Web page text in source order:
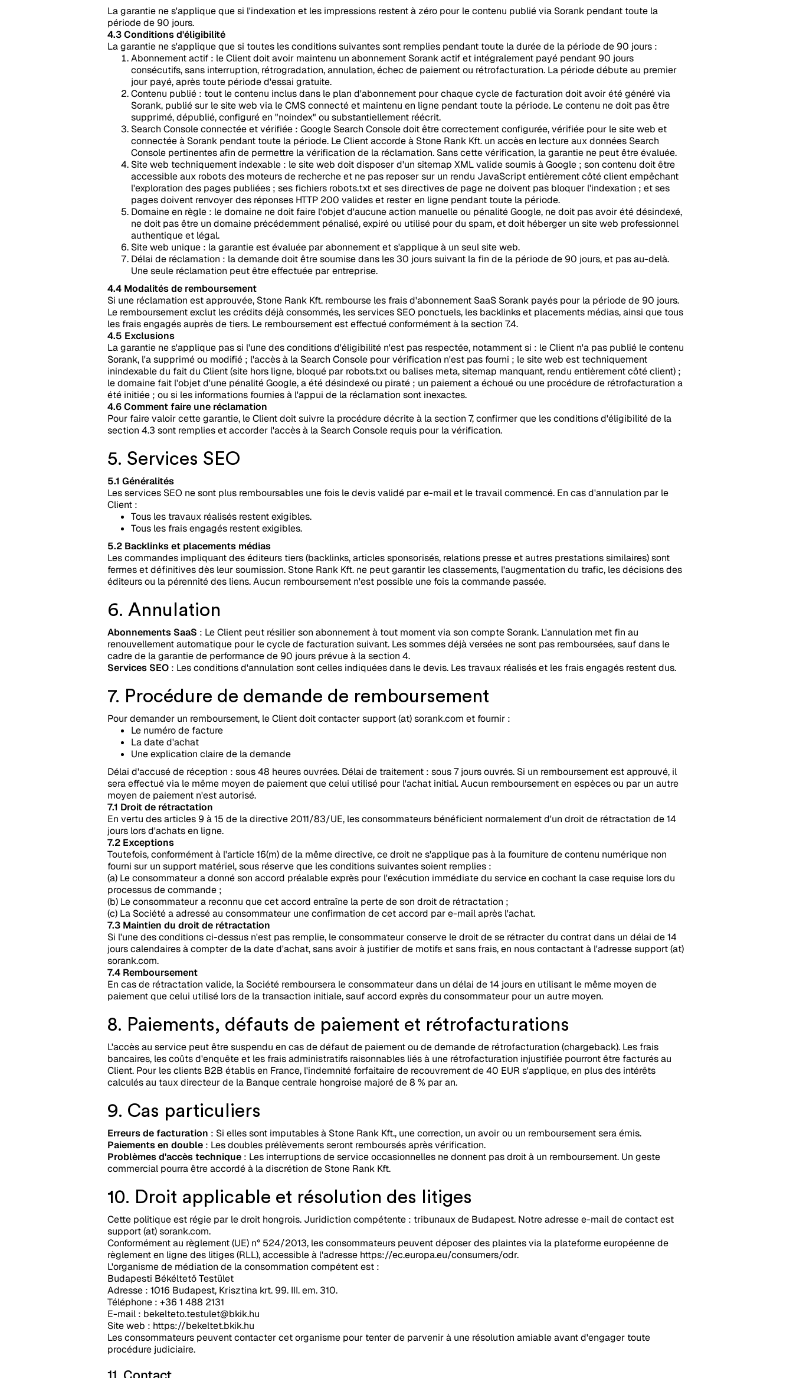
La garantie ne s'applique que si l'indexation et les impressions restent à zéro pour le contenu publié via Sorank pendant toute la
période de 90 jours.
4.3 Conditions d'éligibilité
La garantie ne s'applique que si toutes les conditions suivantes sont remplies pendant toute la durée de la période de 90 jours :
Abonnement actif : le Client doit avoir maintenu un abonnement Sorank actif et intégralement payé pendant 90 jours
consécutifs, sans interruption, rétrogradation, annulation, échec de paiement ou rétrofacturation. La période débute au premier
jour payé, après toute période d'essai gratuite.
Contenu publié : tout le contenu inclus dans le plan d'abonnement pour chaque cycle de facturation doit avoir été généré via
Sorank, publié sur le site web via le CMS connecté et maintenu en ligne pendant toute la période. Le contenu ne doit pas être
supprimé, dépublié, configuré en "noindex" ou substantiellement réécrit.
Search Console connectée et vérifiée : Google Search Console doit être correctement configurée, vérifiée pour le site web et
connectée à Sorank pendant toute la période. Le Client accorde à Stone Rank Kft. un accès en lecture aux données Search
Console pertinentes afin de permettre la vérification de la réclamation. Sans cette vérification, la garantie ne peut être évaluée.
Site web techniquement indexable : le site web doit disposer d'un sitemap XML valide soumis à Google ; son contenu doit être
accessible aux robots des moteurs de recherche et ne pas reposer sur un rendu JavaScript entièrement côté client empêchant
l'exploration des pages publiées ; ses fichiers robots.txt et ses directives de page ne doivent pas bloquer l'indexation ; et ses
pages doivent renvoyer des réponses HTTP 200 valides et rester en ligne pendant toute la période.
Domaine en règle : le domaine ne doit faire l'objet d'aucune action manuelle ou pénalité Google, ne doit pas avoir été désindexé,
ne doit pas être un domaine précédemment pénalisé, expiré ou utilisé pour du spam, et doit héberger un site web professionnel
authentique et légal.
Site web unique : la garantie est évaluée par abonnement et s'applique à un seul site web.
Délai de réclamation : la demande doit être soumise dans les 30 jours suivant la fin de la période de 90 jours, et pas au-delà.
Une seule réclamation peut être effectuée par entreprise.
4.4 Modalités de remboursement
Si une réclamation est approuvée, Stone Rank Kft. rembourse les frais d'abonnement SaaS Sorank payés pour la période de 90 jours.
Le remboursement exclut les crédits déjà consommés, les services SEO ponctuels, les backlinks et placements médias, ainsi que tous
les frais engagés auprès de tiers. Le remboursement est effectué conformément à la section 7.4.
4.5 Exclusions
La garantie ne s'applique pas si l'une des conditions d'éligibilité n'est pas respectée, notamment si : le Client n'a pas publié le contenu
Sorank, l'a supprimé ou modifié ; l'accès à la Search Console pour vérification n'est pas fourni ; le site web est techniquement
inindexable du fait du Client (site hors ligne, bloqué par robots.txt ou balises meta, sitemap manquant, rendu entièrement côté client) ;
le domaine fait l'objet d'une pénalité Google, a été désindexé ou piraté ; un paiement a échoué ou une procédure de rétrofacturation a
été initiée ; ou si les informations fournies à l'appui de la réclamation sont inexactes.
4.6 Comment faire une réclamation
Pour faire valoir cette garantie, le Client doit suivre la procédure décrite à la section 7, confirmer que les conditions d'éligibilité de la
section 4.3 sont remplies et accorder l'accès à la Search Console requis pour la vérification.
5. Services SEO
5.1 Généralités
Les services SEO ne sont plus remboursables une fois le devis validé par e-mail et le travail commencé. En cas d'annulation par le
Client :
Tous les travaux réalisés restent exigibles.
Tous les frais engagés restent exigibles.
5.2 Backlinks et placements médias
Les commandes impliquant des éditeurs tiers (backlinks, articles sponsorisés, relations presse et autres prestations similaires) sont
fermes et définitives dès leur soumission. Stone Rank Kft. ne peut garantir les classements, l'augmentation du trafic, les décisions des
éditeurs ou la pérennité des liens. Aucun remboursement n'est possible une fois la commande passée.
6. Annulation
Abonnements SaaS : Le Client peut résilier son abonnement à tout moment via son compte Sorank. L'annulation met fin au
renouvellement automatique pour le cycle de facturation suivant. Les sommes déjà versées ne sont pas remboursées, sauf dans le
cadre de la garantie de performance de 90 jours prévue à la section 4.
Services SEO : Les conditions d'annulation sont celles indiquées dans le devis. Les travaux réalisés et les frais engagés restent dus.
7. Procédure de demande de remboursement
Pour demander un remboursement, le Client doit contacter support (at) sorank.com et fournir :
Le numéro de facture
La date d'achat
Une explication claire de la demande
Délai d'accusé de réception : sous 48 heures ouvrées. Délai de traitement : sous 7 jours ouvrés. Si un remboursement est approuvé, il
sera effectué via le même moyen de paiement que celui utilisé pour l'achat initial. Aucun remboursement en espèces ou par un autre
moyen de paiement n'est autorisé.
7.1 Droit de rétractation
En vertu des articles 9 à 15 de la directive 2011/83/UE, les consommateurs bénéficient normalement d'un droit de rétractation de 14
jours lors d'achats en ligne.
7.2 Exceptions
Toutefois, conformément à l'article 16(m) de la même directive, ce droit ne s'applique pas à la fourniture de contenu numérique non
fourni sur un support matériel, sous réserve que les conditions suivantes soient remplies :
(a) Le consommateur a donné son accord préalable exprès pour l'exécution immédiate du service en cochant la case requise lors du
processus de commande ;
(b) Le consommateur a reconnu que cet accord entraîne la perte de son droit de rétractation ;
(c) La Société a adressé au consommateur une confirmation de cet accord par e-mail après l'achat.
7.3 Maintien du droit de rétractation
Si l'une des conditions ci-dessus n'est pas remplie, le consommateur conserve le droit de se rétracter du contrat dans un délai de 14
jours calendaires à compter de la date d'achat, sans avoir à justifier de motifs et sans frais, en nous contactant à l'adresse support (at)
sorank.com.
7.4 Remboursement
En cas de rétractation valide, la Société remboursera le consommateur dans un délai de 14 jours en utilisant le même moyen de
paiement que celui utilisé lors de la transaction initiale, sauf accord exprès du consommateur pour un autre moyen.
8. Paiements, défauts de paiement et rétrofacturations
L'accès au service peut être suspendu en cas de défaut de paiement ou de demande de rétrofacturation (chargeback). Les frais
bancaires, les coûts d'enquête et les frais administratifs raisonnables liés à une rétrofacturation injustifiée pourront être facturés au
Client. Pour les clients B2B établis en France, l'indemnité forfaitaire de recouvrement de 40 EUR s'applique, en plus des intérêts
calculés au taux directeur de la Banque centrale hongroise majoré de 8 % par an.
9. Cas particuliers
Erreurs de facturation : Si elles sont imputables à Stone Rank Kft., une correction, un avoir ou un remboursement sera émis.
Paiements en double : Les doubles prélèvements seront remboursés après vérification.
Problèmes d'accès technique : Les interruptions de service occasionnelles ne donnent pas droit à un remboursement. Un geste
commercial pourra être accordé à la discrétion de Stone Rank Kft.
10. Droit applicable et résolution des litiges
Cette politique est régie par le droit hongrois. Juridiction compétente : tribunaux de Budapest. Notre adresse e-mail de contact est
support (at) sorank.com.
Conformément au règlement (UE) n° 524/2013, les consommateurs peuvent déposer des plaintes via la plateforme européenne de
règlement en ligne des litiges (RLL), accessible à l'adresse https://ec.europa.eu/consumers/odr.
L'organisme de médiation de la consommation compétent est :
Budapesti Békéltető Testület
Adresse : 1016 Budapest, Krisztina krt. 99. III. em. 310.
Téléphone : +36 1 488 2131
E-mail : bekelteto.testulet@bkik.hu
Site web : https://bekeltet.bkik.hu
Les consommateurs peuvent contacter cet organisme pour tenter de parvenir à une résolution amiable avant d'engager toute
procédure judiciaire.